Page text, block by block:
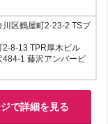
川区鶴屋町2-23-2 TSプ
2-8-13 TPR厚木ビル
484-1 藤沢アンバービ
で詳細を見る